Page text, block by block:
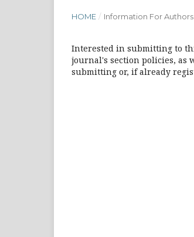
HOME / Information For Authors
Interested in submitting to
journal's section policies, as
submitting or, if already